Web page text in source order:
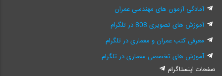
آمادگی آزمون های مهندسی عمران
آموزش های تصویری 808 در تلگرام
معرفی کتب عمران و معماری در تلگرام
آموزش های تخصصی معماری در تلگرام
صفحات اینستاگرام